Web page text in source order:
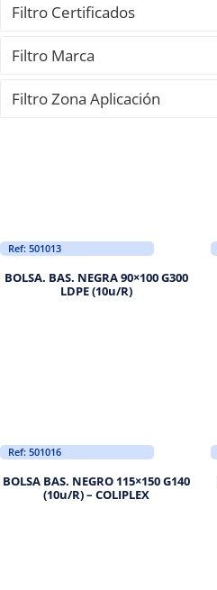
Filtro Certificados
Filtro Marca
Filtro Zona Aplicación
Ref: 501013
BOLSA. BAS. NEGRA 90×100 G300
LDPE (10u/R)
Ref: 501016
BOLSA BAS. NEGRO 115×150 G140
(10u/R) – COLIPLEX